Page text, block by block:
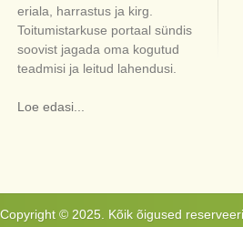
eriala, harrastus ja kirg.
Toitumistarkuse portaal sündis
soovist jagada oma kogutud
teadmisi ja leitud lahendusi.
Loe edasi...
Copyright © 2025. Kõik õigused